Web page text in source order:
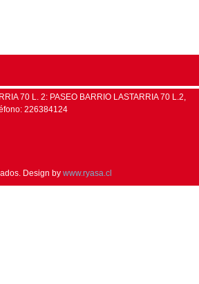
70 L. 2: PASEO BARRIO LASTARRIA 70 L.2,
226384124
Design by www.ryasa.cl